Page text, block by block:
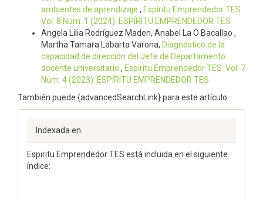
ambientes de aprendizaje , Espí­ritu Emprendedor TES:
Vol. 8 Núm. 1 (2024): ESPÍRITU EMPRENDEDOR TES
Angela Lilia Rodríguez Maden, Anabel La O Bacallao ,
Martha Tamara Labarta Varona, Diagnóstico de la
capacidad de dirección del Jefe de Departamento
docente universitario , Espí­ritu Emprendedor TES: Vol. 7
Núm. 4 (2023): ESPÍRITU EMPRENDEDOR TES
También puede {advancedSearchLink} para este artículo.
Indexada en
Espiritu Emprendedor TES está incluida en el siguiente
índice: